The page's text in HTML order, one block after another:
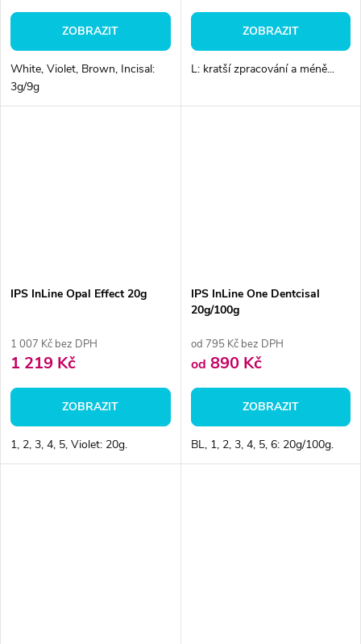
ZOBRAZIT
White, Violet, Brown, Incisal:
3g/9g
ZOBRAZIT
L: kratší zpracování a méně...
IPS InLine Opal Effect 20g
1 007 Kč bez DPH
1 219 Kč
ZOBRAZIT
1, 2, 3, 4, 5, Violet: 20g.
IPS InLine One Dentcisal
20g/100g
od 795 Kč bez DPH
od 890 Kč
ZOBRAZIT
BL, 1, 2, 3, 4, 5, 6: 20g/100g.